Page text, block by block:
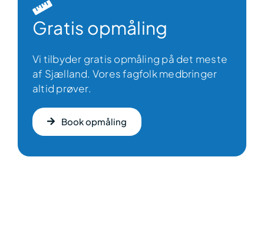
Gratis opmåling
Vi tilbyder gratis opmåling på det meste
af Sjælland. Vores fagfolk medbringer
altid prøver.
Book opmåling